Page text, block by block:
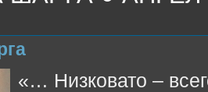
«… Низковато –